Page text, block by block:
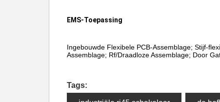
EMS-Toepassing
Ingebouwde Flexibele PCB-Assemblage; Stijf-
Assemblage; Rf/Draadloze Assemblage; Door
Tags: